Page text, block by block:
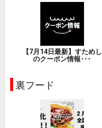
【7月14日最新】すためし
のクーポン情報･･･
裏フード